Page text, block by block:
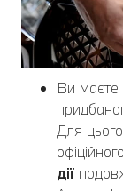
Ви маєте
Для
дії